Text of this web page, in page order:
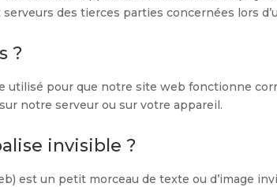
des tierces parties concernées lors
?
utilisé pour que notre site web fonctionne
notre serveur ou sur votre appareil.
invisible ?
est un petit morceau de texte ou d’image